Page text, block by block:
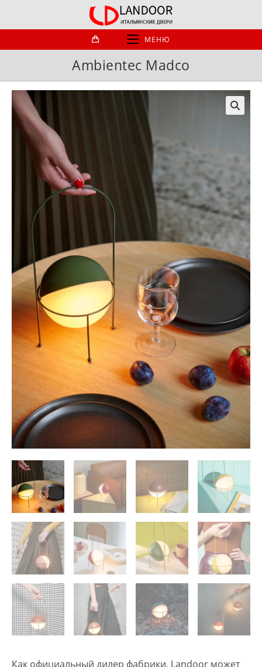
МЕНЮ
Ambientec Madco
Как официальный дилер фабрики, Landoor может